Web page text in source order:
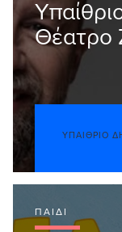
Θέατρο
ΥΠΑΊΘΡΙΟ
ΠΑΙΔΊ